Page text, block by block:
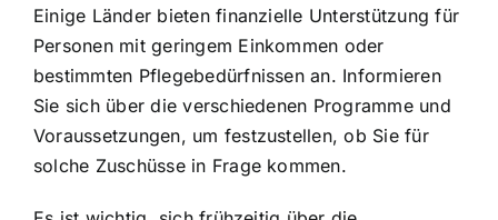
Einige Länder bieten finanzielle Unterstützung für
Personen mit geringem Einkommen oder
bestimmten Pflegebedürfnissen an. Informieren
Sie sich über die verschiedenen Programme und
Voraussetzungen, um festzustellen, ob Sie für
solche Zuschüsse in Frage kommen.